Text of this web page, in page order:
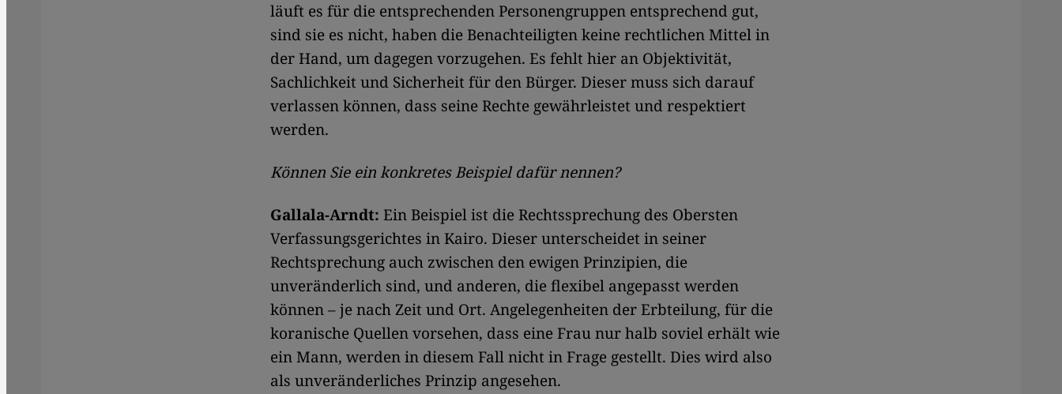
läuft es für die entsprechenden Personengruppen entsprechend gut,
sind sie es nicht, haben die Benachteiligten keine rechtlichen Mittel in
der Hand, um dagegen vorzugehen. Es fehlt hier an Objektivität,
Sachlichkeit und Sicherheit für den Bürger. Dieser muss sich darauf
verlassen können, dass seine Rechte gewährleistet und respektiert
werden.
Können Sie ein konkretes Beispiel dafür nennen?
Gallala-Arndt: Ein Beispiel ist die Rechtssprechung des Obersten
Verfassungsgerichtes in Kairo. Dieser unterscheidet in seiner
Rechtsprechung auch zwischen den ewigen Prinzipien, die
unveränderlich sind, und anderen, die flexibel angepasst werden
können – je nach Zeit und Ort. Angelegenheiten der Erbteilung, für die
koranische Quellen vorsehen, dass eine Frau nur halb soviel erhält wie
ein Mann, werden in diesem Fall nicht in Frage gestellt. Dies wird also
als unveränderliches Prinzip angesehen.